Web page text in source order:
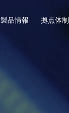
製品情報
拠点体制